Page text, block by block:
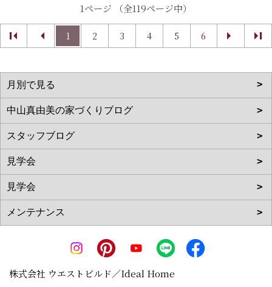
1ページ （全119ページ中）
1 2 3 4 5 6
株式会社 ウエストビルド／Ideal Home